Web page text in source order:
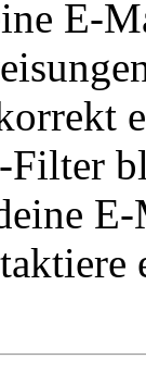
E-
Filter